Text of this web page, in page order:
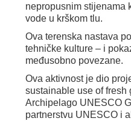
nepropusnim stijenama
vode u krškom tlu.
Ova terenska nastava
tehničke kulture – i
međusobno povezane.
Ova aktivnost je dio
sustainable use of fresh
Archipelago UNESCO
partnerstvu UNESCO i